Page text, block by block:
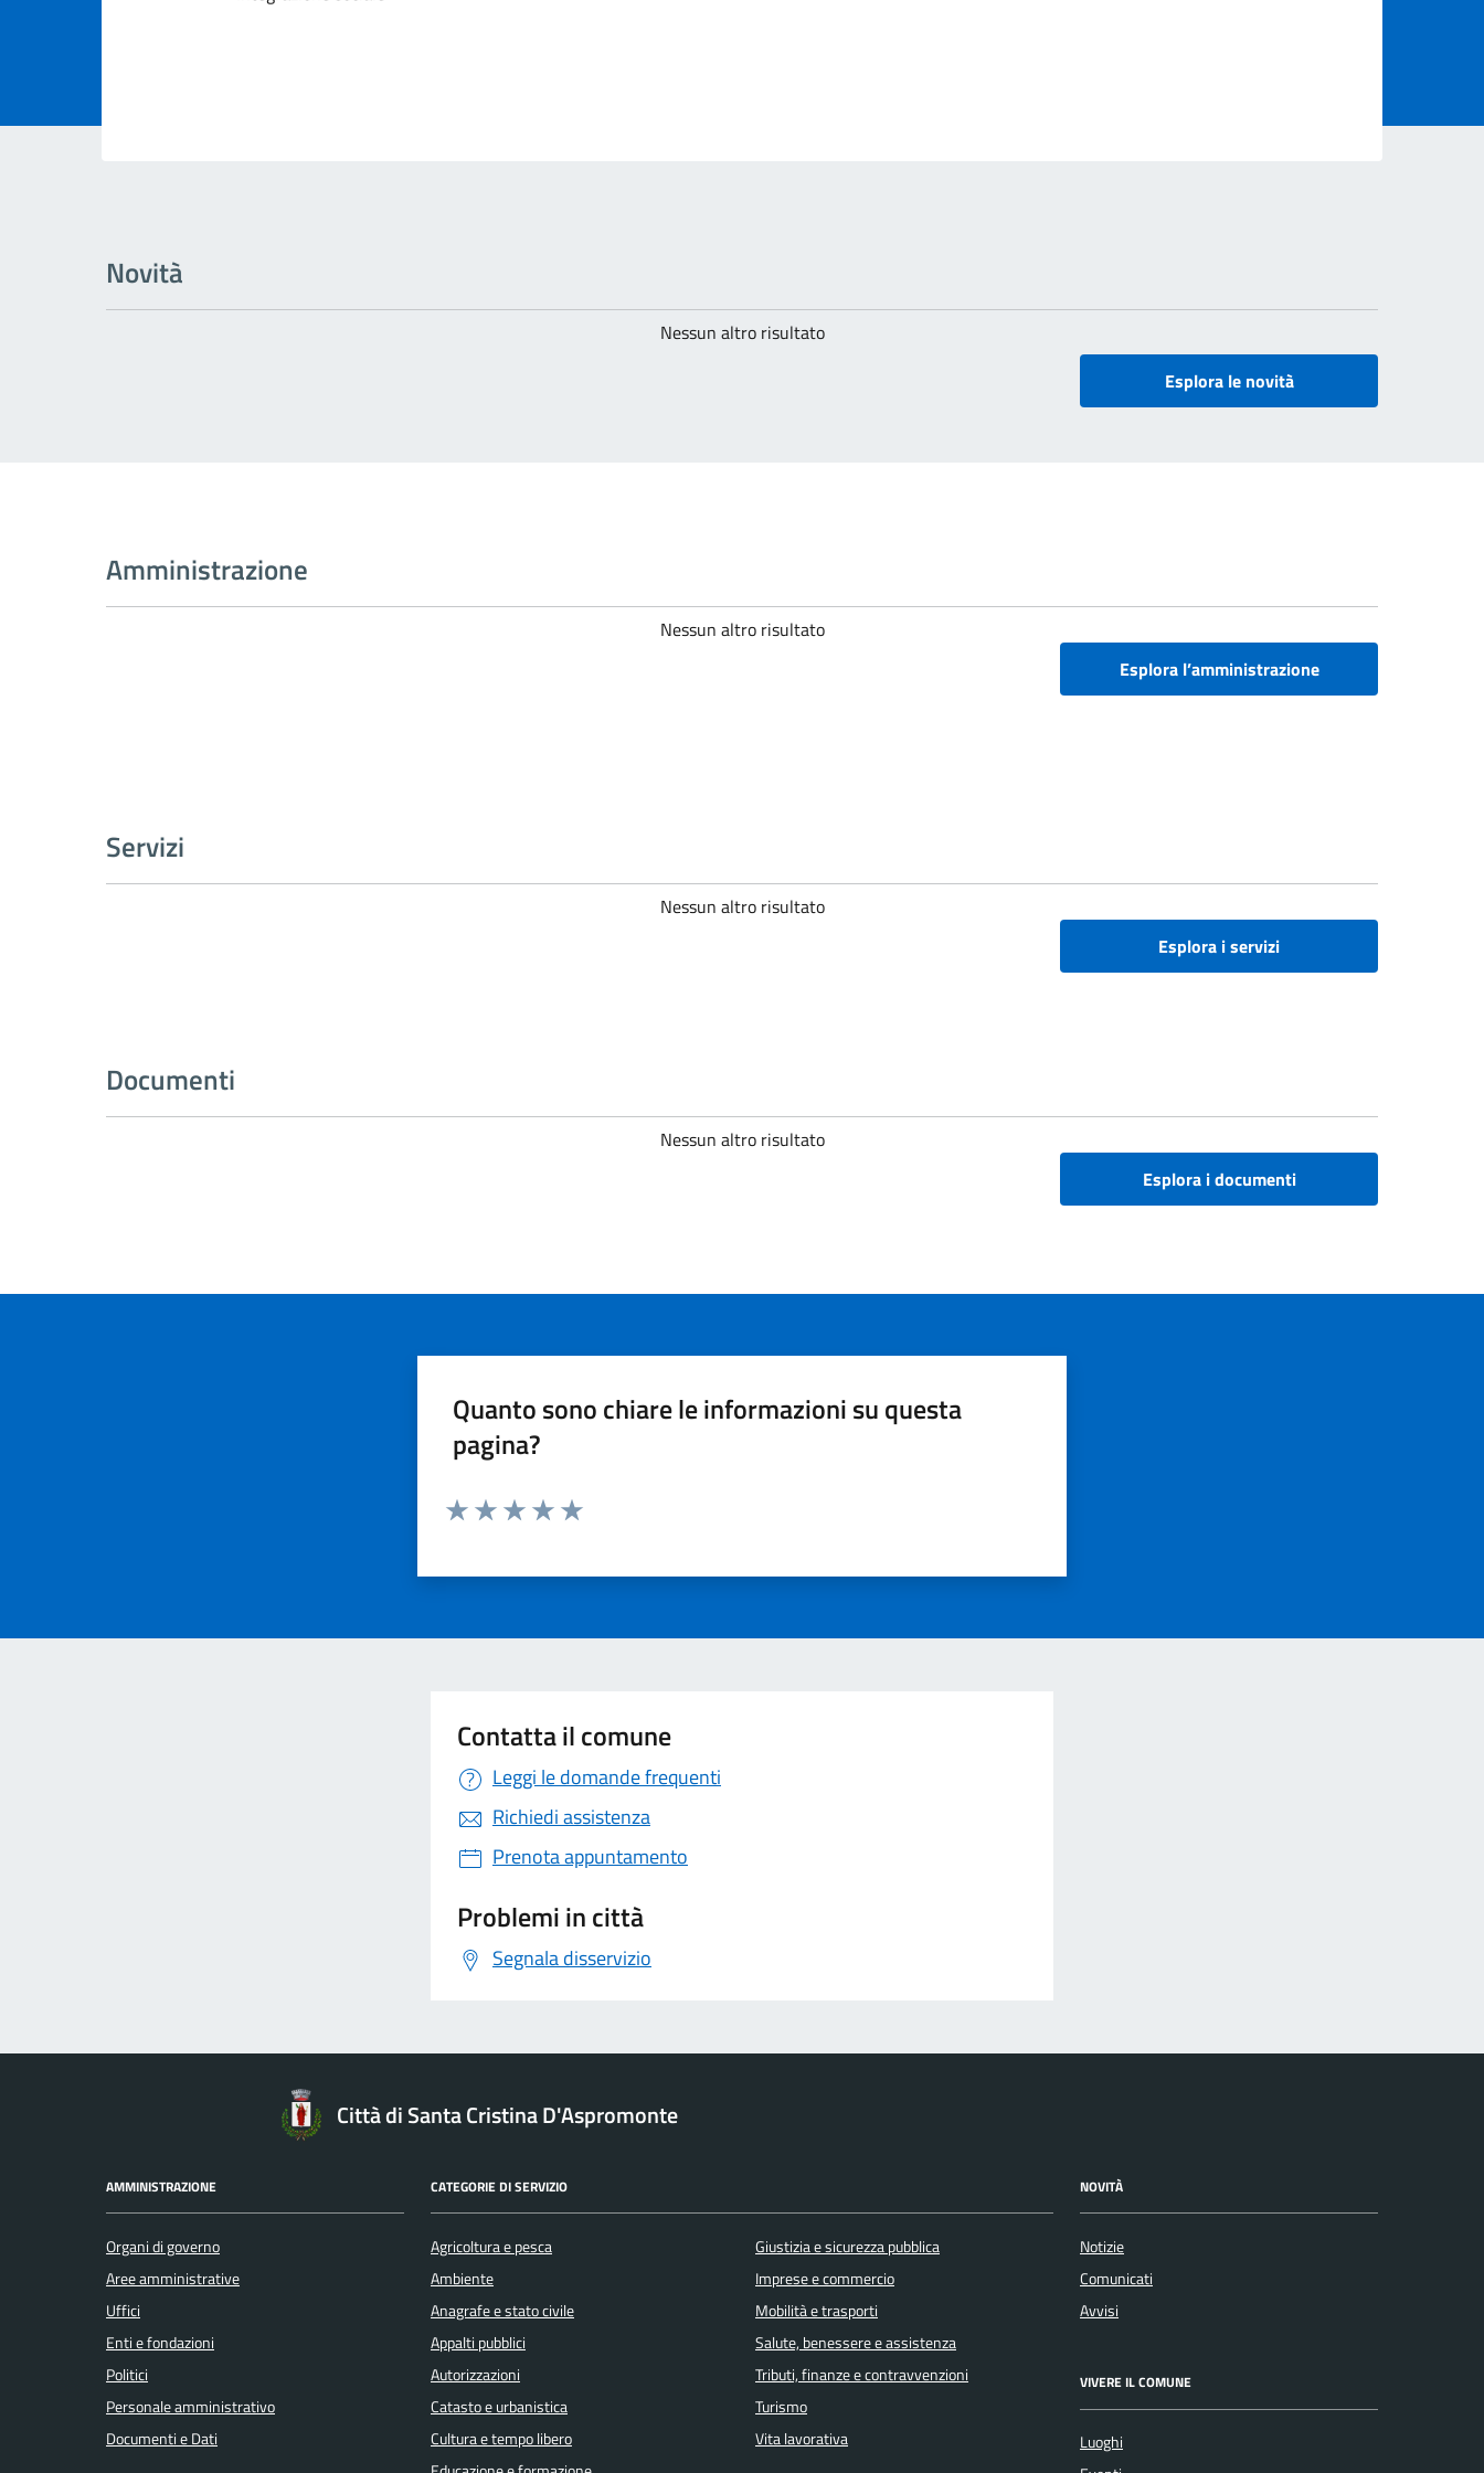
Novità
Nessun altro risultato
Esplora le novità
Amministrazione
Nessun altro risultato
Esplora l’amministrazione
Servizi
Nessun altro risultato
Esplora i servizi
Documenti
Nessun altro risultato
Esplora i documenti
Quanto sono chiare le informazioni su questa
pagina?
Contatta il comune
Leggi le domande frequenti
Richiedi assistenza
Prenota appuntamento
Problemi in città
Segnala disservizio
Città di Santa Cristina D'Aspromonte
AMMINISTRAZIONE
Organi di governo
Aree amministrative
Uffici
Enti e fondazioni
Politici
Personale amministrativo
Documenti e Dati
CATEGORIE DI SERVIZIO
Agricoltura e pesca
Ambiente
Anagrafe e stato civile
Appalti pubblici
Autorizzazioni
Catasto e urbanistica
Cultura e tempo libero
Giustizia e sicurezza pubblica
Imprese e commercio
Mobilità e trasporti
Salute, benessere e assistenza
Tributi, finanze e contravvenzioni
Turismo
Vita lavorativa
NOVITÀ
Notizie
Comunicati
Avvisi
VIVERE IL COMUNE
Luoghi